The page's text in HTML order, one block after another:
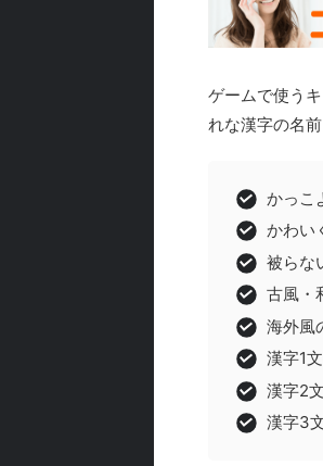
ゲームで使う
れな漢字の名
かっこ
かわい
被らな
古風・
海外風
漢字1
漢字2
漢字3